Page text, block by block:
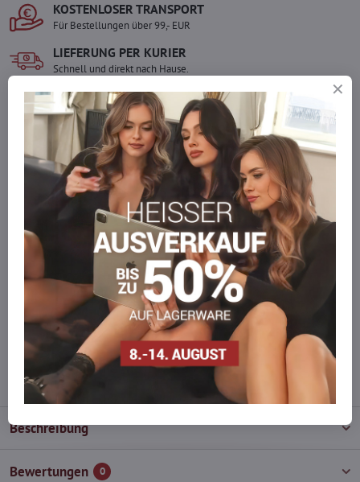
KOSTENLOSER TRANSPORT
Für Bestellungen über 99,- EUR
LIEFERUNG PER KURIER
Schnell und direkt nach Hause.
SICHERE ZAHLUNGEN
Gesicherte Online-Zahlungen
Ware auf Lager
Wir versenden sofort
Werden Sie Teil von everlady
Werden Sie Teil von everlady und genießen Sie einen5 %
Mitgliedervorteilbei jedem Einkauf.
Der Vorteil wird automatisch im Warenkorb angewendet.
Möchten Sie mehr bestellen, als wir
auf Lager haben?
Zögern Sie nicht, uns zu kontaktieren, wir füllen die Ware für Sie
wieder auf!
info​@everlady​.eu
Beschreibung
Bewertungen 0